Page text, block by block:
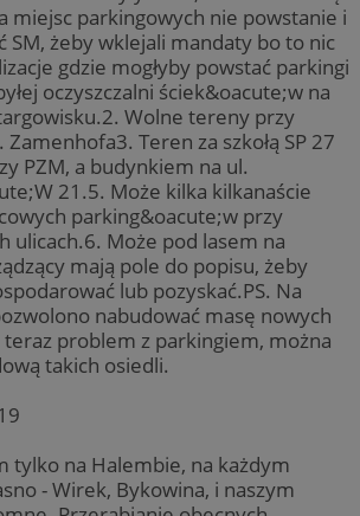
miejsc parkingowych nie powstanie i
SM, żeby wklejali mandaty bo to nic
gdzie mogłyby powstać parkingi
oczyszczalni ściek&oacute;w na
Wolne tereny przy
Teren za szkołą SP 27
PZM, a budynkiem na ul.
21.5. Może kilka kilkanaście
parking&oacute;w przy
ulicach.6. Może pod lasem na
mają pole do popisu, żeby
lub pozyskać.PS. Na
nabudować masę nowych
problem z parkingiem, można
takich osiedli.
tylko na Halembie, na każdym
- Wirek, Bykowina, i naszym